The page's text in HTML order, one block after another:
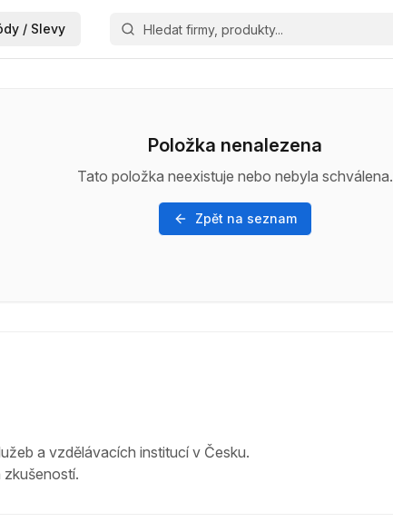
/ Slevy
Položka nenalezena
Tato položka neexistuje nebo nebyla schválena.
Zpět na seznam
a vzdělávacích institucí v Česku.